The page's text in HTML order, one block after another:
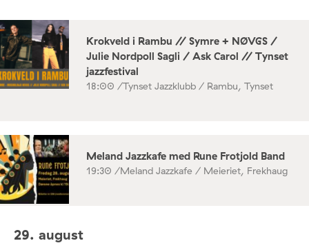
Krokveld i Rambu // Symre + NØVGS /
Julie Nordpoll Sagli / Ask Carol // Tynset
jazzfestival
18:00 /Tynset Jazzklubb / Rambu, Tynset
Meland Jazzkafe med Rune Frotjold Band
19:30 /Meland Jazzkafe / Meieriet, Frekhaug
29. august